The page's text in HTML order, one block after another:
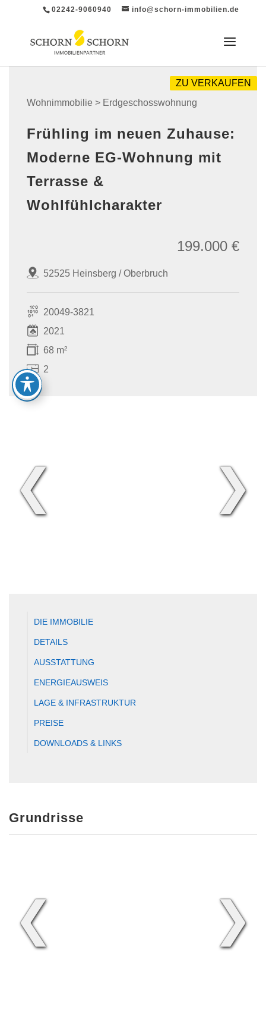
02242-9060940 info@schorn-immobilien.de
Wohnimmobilie > Erdgeschosswohnung
ZU VERKAUFEN
Frühling im neuen Zuhause:
Moderne EG-Wohnung mit
Terrasse &
Wohlfühlcharakter
52525 Heinsberg / Oberbruch
199.000 €
20049-3821
2021
68 m²
2
❮ ❯
DIE IMMOBILIE
DETAILS
AUSSTATTUNG
ENERGIEAUSWEIS
LAGE & INFRASTRUKTUR
PREISE
DOWNLOADS & LINKS
Grundrisse
❮ ❯